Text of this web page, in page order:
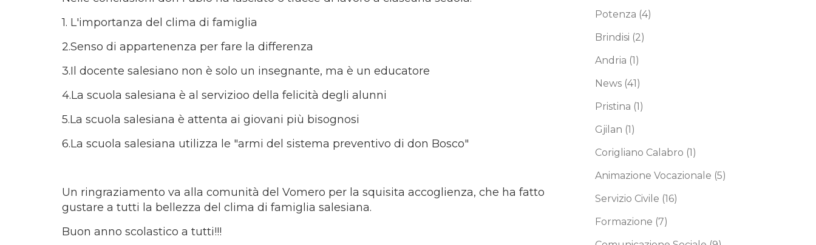
1. L'importanza del clima di famiglia
2.Senso di appartenenza per fare la differenza
3.Il docente salesiano non è solo un insegnante, ma è un educatore
4.La scuola salesiana è al servizioo della felicità degli alunni
5.La scuola salesiana è attenta ai giovani più bisognosi
6.La scuola salesiana utilizza le "armi del sistema preventivo di don Bosco"
Un ringraziamento va alla comunità del Vomero per la squisita accoglienza, che ha fatto
gustare a tutti la bellezza del clima di famiglia salesiana.
Buon anno scolastico a tutti!!!
Potenza (4)
Brindisi (2)
Andria (1)
News (41)
Pristina (1)
Gjilan (1)
Corigliano Calabro (1)
Animazione Vocazionale (5)
Servizio Civile (16)
Formazione (7)